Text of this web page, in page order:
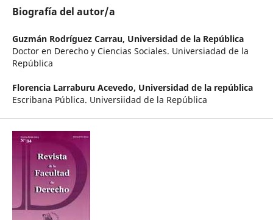
Biografía del autor/a
Guzmán Rodríguez Carrau, Universidad de la República
Doctor en Derecho y Ciencias Sociales. Universiadad de la
República
Florencia Larraburu Acevedo, Universidad de la república
Escribana Pública. Universiidad de la República